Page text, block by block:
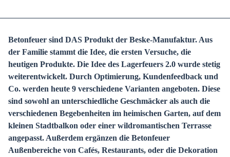
Betonfeuer sind DAS Produkt der Beske-Manufaktur. Aus
der Familie stammt die Idee, die ersten Versuche, die
heutigen Produkte. Die Idee des Lagerfeuers 2.0 wurde stetig
weiterentwickelt. Durch Optimierung, Kundenfeedback und
Co. werden heute 9 verschiedene Varianten angeboten. Diese
sind sowohl an unterschiedliche Geschmäcker als auch die
verschiedenen Begebenheiten im heimischen Garten, auf dem
kleinen Stadtbalkon oder einer wildromantischen Terrasse
angepasst. Außerdem ergänzen die Betonfeuer
Außenbereiche von Cafés, Restaurants, oder die Dekoration